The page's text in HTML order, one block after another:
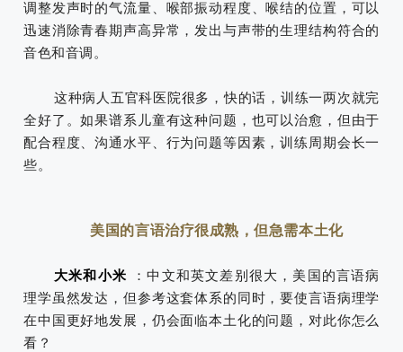
调整发声时的气流量、喉部振动程度、喉结的位置，可以
迅速消除青春期声高异常，发出与声带的生理结构符合的
音色和音调。
这种病人五官科医院很多，快的话，训练一两次就完
全好了。如果谱系儿童有这种问题，也可以治愈，但由于
配合程度、沟通水平、行为问题等因素，训练周期会长一
些。
美国的言语治疗很成熟，但急需本土化
大米和小米
：中文和英文差别很大，美国的言语病
理学虽然发达，但参考这套体系的同时，要使言语病理学
在中国更好地发展，仍会面临本土化的问题，对此你怎么
看？